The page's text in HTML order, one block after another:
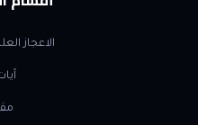
الاعجاز